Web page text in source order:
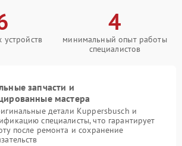
4
минимальный опыт работы
специалистов
запчасти и
мастера
детали Kuppersbusch и
специалисты, что гарантирует
после ремонта и сохранение